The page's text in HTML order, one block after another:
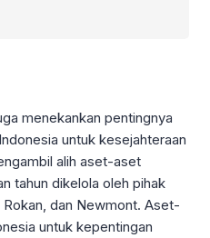
menekankan pentingnya
untuk kesejahteraan
alih aset-aset
tahun dikelola oleh pihak
dan Newmont. Aset-
untuk kepentingan